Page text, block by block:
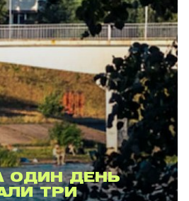
ОДИН ДЕНЬ
ТРИ